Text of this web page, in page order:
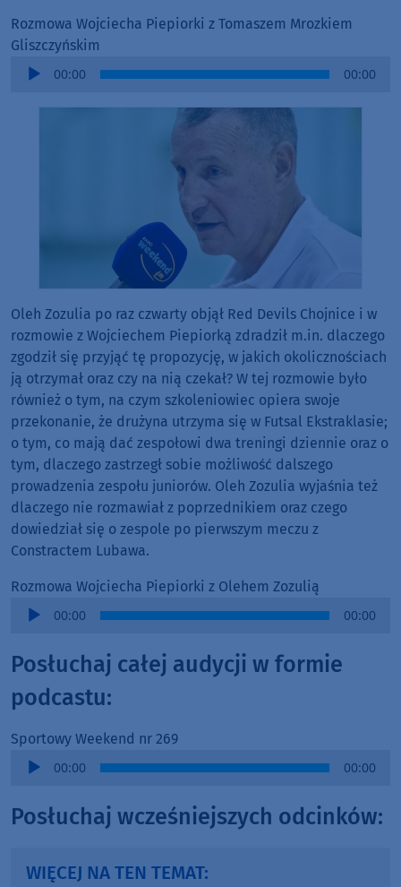
Rozmowa Wojciecha Piepiorki z Tomaszem Mrozkiem
Gliszczyńskim
Audio
00:00 00:00
Oleh Zozulia po raz czwarty objął Red Devils Chojnice i w
rozmowie z Wojciechem Piepiorką zdradził m.in. dlaczego
zgodził się przyjąć tę propozycję, w jakich okolicznościach
ją otrzymał oraz czy na nią czekał? W tej rozmowie było
również o tym, na czym szkoleniowiec opiera swoje
przekonanie, że drużyna utrzyma się w Futsal Ekstraklasie;
o tym, co mają dać zespołowi dwa treningi dziennie oraz o
tym, dlaczego zastrzegł sobie możliwość dalszego
prowadzenia zespołu juniorów. Oleh Zozulia wyjaśnia też
dlaczego nie rozmawiał z poprzednikiem oraz czego
dowiedział się o zespole po pierwszym meczu z
Constractem Lubawa.
Rozmowa Wojciecha Piepiorki z Olehem Zozulią
Audio
00:00 00:00
Posłuchaj całej audycji w formie
podcastu:
Sportowy Weekend nr 269
Audio
00:00 00:00
Posłuchaj wcześniejszych odcinków:
WIĘCEJ NA TEN TEMAT: